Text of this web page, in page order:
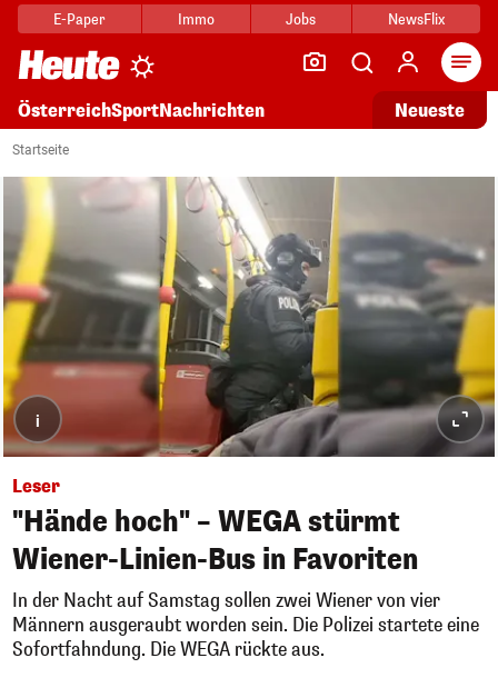
E-Paper Immo Jobs NewsFlix
ÖsterreichSportNachrichten Neueste
Startseite
i
Leser
"Hände hoch" – WEGA stürmt
Wiener-Linien-Bus in Favoriten
In der Nacht auf Samstag sollen zwei Wiener von vier
Männern ausgeraubt worden sein. Die Polizei startete eine
Sofortfahndung. Die WEGA rückte aus.